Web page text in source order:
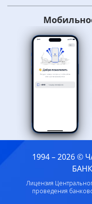
1994 – 2026
Лицензия
проведения